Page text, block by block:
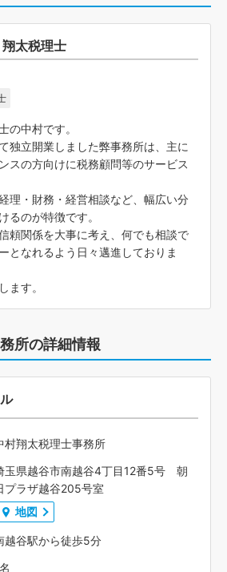
翔太税理士
の中村です。
独立開業しました弊事務所は、主に
スの方向けに税務顧問等のサービス
理・財務・経営相談など、幅広い分
るのが特徴です。
頼関係を大事に考え、何でも相談で
となれるよう日々邁進しておりま
ます。
所の詳細情報
村翔太税理士事務所
玉県越谷市南越谷4丁目12番5号 朝
プラザ越谷205号室
地図
越谷駅から徒歩5分